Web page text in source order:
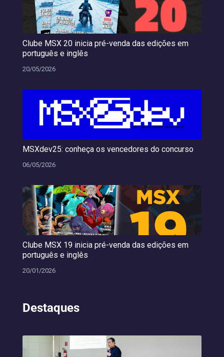
Clube MSX 20 inicia pré-venda das edições em
português e inglês
20/05/2026
MSXdev25: conheça os vencedores do concurso
06/05/2026
Clube MSX 19 inicia pré-venda das edições em
português e inglês
20/01/2026
Destaques